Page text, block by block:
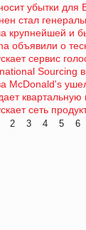
убытки для
стал
крупнейшей и
объявили о
сервис
Sourcing
McDonald's
квартальную
сеть
2 3 4 5 6